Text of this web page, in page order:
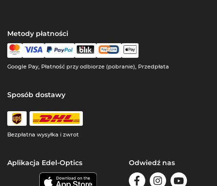
Metody płatności
Google Pay, Płatność przy odbiorze (pobranie), Przedpłata
Sposób dostawy
Bezpłatna wysyłka i zwrot
Aplikacja Edel-Optics Odwiedź nas